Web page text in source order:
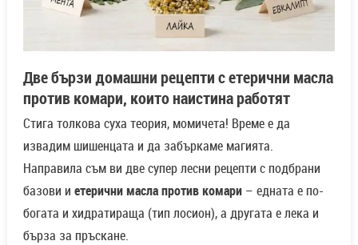
Две бързи домашни рецепти с етерични масла
против комари, които наистина работят
Стига толкова суха теория, момичета! Време е да
извадим шишенцата и да забъркаме магията.
Направила съм ви две супер лесни рецепти с подбрани
базови и етерични масла против комари– едната е по-
богата и хидратираща (тип лосион), а другата е лека и
бърза за пръскане.